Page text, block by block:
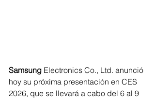
Samsung Electronics Co., Ltd. anunció
hoy su próxima presentación en CES
2026, que se llevará a cabo del 6 al 9